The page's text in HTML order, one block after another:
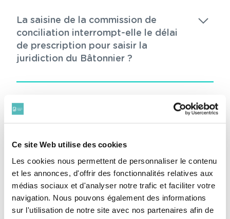
Ce site Web utilise des cookies
Les cookies nous permettent de personnaliser le contenu
et les annonces, d'offrir des fonctionnalités relatives aux
médias sociaux et d'analyser notre trafic et faciliter votre
navigation. Nous pouvons également des informations
sur l'utilisation de notre site avec nos partenaires afin de
La saisine de la commission de
conciliation interrompt-elle le délai
de prescription pour saisir la
juridiction du Bâtonnier ?
Quel est le délai de saisine de la
juridiction du Bâtonnier ?
Comment saisir la juridiction du
Bâtonnier ?